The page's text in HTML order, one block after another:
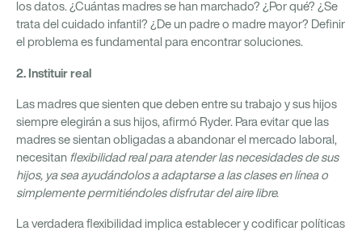
los datos. ¿Cuántas madres se han marchado? ¿Por qué? ¿Se
trata del cuidado infantil? ¿De un padre o madre mayor? Definir
el problema es fundamental para encontrar soluciones.
2. Instituirreal
Las madres que sienten que deben entre su trabajo y sus hijos
siempre elegirán a sus hijos, afirmó Ryder. Para evitar que las
madres se sientan obligadas a abandonar el mercado laboral,
necesitan flexibilidad real para atender las necesidades de sus
hijos, ya sea ayudándolos a adaptarse a las clases en línea o
simplemente permitiéndoles disfrutar del aire libre.
La verdadera flexibilidad implica establecer y codificar políticas